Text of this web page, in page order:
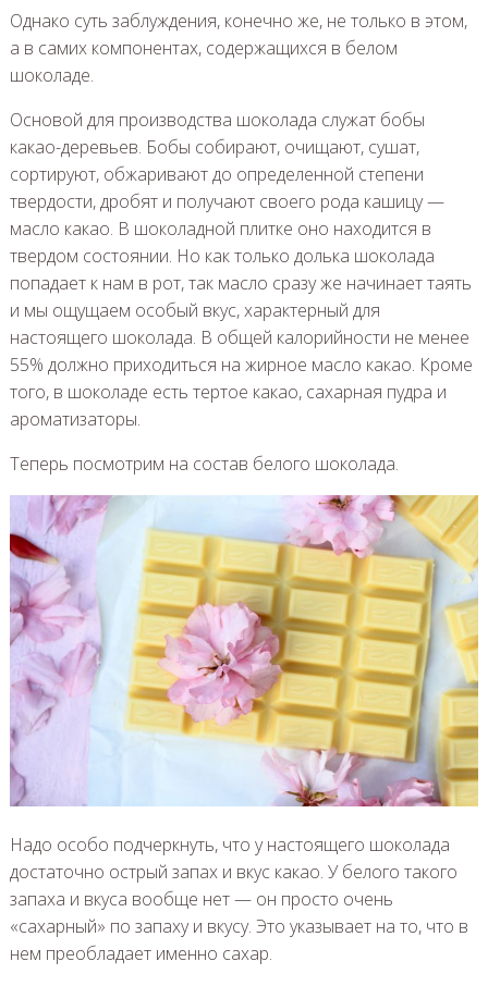
Однако суть заблуждения, конечно же, не только в этом,
а в самих компонентах, содержащихся в белом
шоколаде.
Основой для производства шоколада служат бобы
какао-деревьев. Бобы собирают, очищают, сушат,
сортируют, обжаривают до определенной степени
твердости, дробят и получают своего рода кашицу —
масло какао. В шоколадной плитке оно находится в
твердом состоянии. Но как только долька шоколада
попадает к нам в рот, так масло сразу же начинает таять
и мы ощущаем особый вкус, характерный для
настоящего шоколада. В общей калорийности не менее
55% должно приходиться на жирное масло какао. Кроме
того, в шоколаде есть тертое какао, сахарная пудра и
ароматизаторы.
Теперь посмотрим на состав белого шоколада.
Надо особо подчеркнуть, что у настоящего шоколада
достаточно острый запах и вкус какао. У белого такого
запаха и вкуса вообще нет — он просто очень
«сахарный» по запаху и вкусу. Это указывает на то, что в
нем преобладает именно сахар.